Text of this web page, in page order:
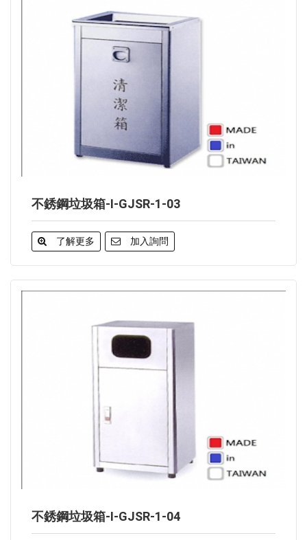
不銹鋼垃圾箱-I-GJSR-1-03
了解更多 加入詢問
不銹鋼垃圾箱-I-GJSR-1-04